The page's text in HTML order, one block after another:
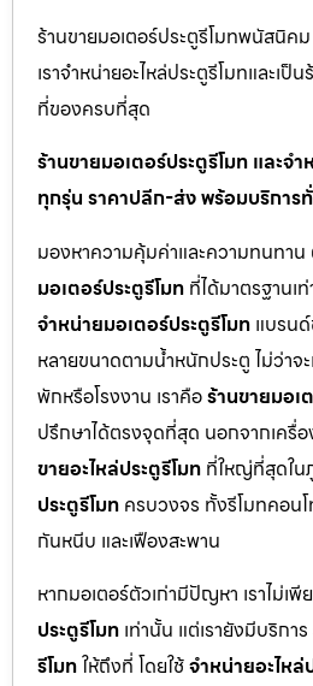
ร้านขายมอเตอร์ประตูรีโมทพนัสนิค
เราจำหน่ายอะไหล่ประตูรีโมทและเป็
ที่ของครบที่สุด
ร้านขายมอเตอร์ประตูรีโมท และจำ
ทุกรุ่น ราคาปลีก-ส่ง พร้อมบริการ
มองหาความคุ้มค่าและความทนทาน
มอเตอร์ประตูรีโมท ที่ได้มาตรฐานเ
จำหน่ายมอเตอร์ประตูรีโมท แบรน
หลายขนาดตามน้ำหนักประตู ไม่ว่าจ
พักหรือโรงงาน เราคือร้านขายมอเ
ปรึกษาได้ตรงจุดที่สุด นอกจากเครื่อ
ขายอะไหล่ประตูรีโมท ที่ใหญ่ที่สุดใน
ประตูรีโมท ครบวงจร ทั้งรีโมทคอน
กันหนีบ และเฟืองสะพาน
หากมอเตอร์ตัวเก่ามีปัญหา เราไม่เพี
ประตูรีโมท เท่านั้น แต่เรายังมีบริการ
รีโมทให้ถึงที่ โดยใช้จำหน่ายอะไหล่